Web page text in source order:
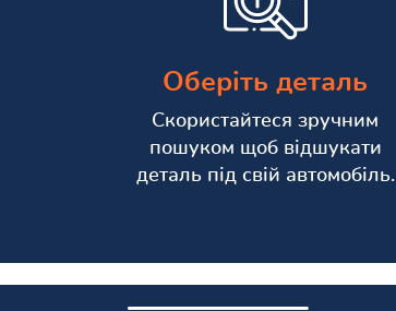
Оберіть деталь
Скористайтеся зручним
пошуком щоб відшукати
деталь під свій автомобіль.